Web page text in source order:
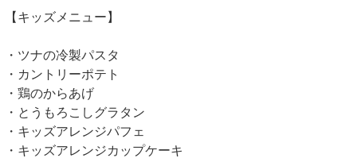
【キッズメニュー】
・ツナの冷製パスタ
・カントリーポテト
・鶏のからあげ
・とうもろこしグラタン
・キッズアレンジパフェ
・キッズアレンジカップケーキ